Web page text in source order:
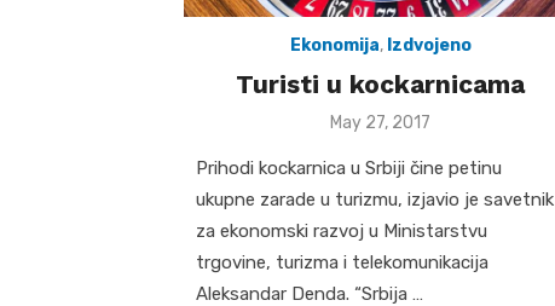
Ekonomija, Izdvojeno
Turisti u kockarnicama
Posted
May 27, 2017
Prihodi kockarnica u Srbiji čine petinu
ukupne zarade u turizmu, izjavio je savetnik
za ekonomski razvoj u Ministarstvu
trgovine, turizma i telekomunikacija
Aleksandar Denda. “Srbija …